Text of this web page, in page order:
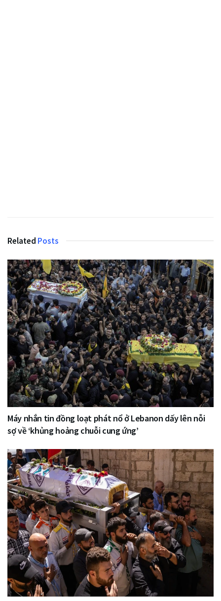
Related Posts
Máy nhắn tin đồng loạt phát nổ ở Lebanon dấy lên nỗi
sợ về ‘khủng hoảng chuỗi cung ứng’